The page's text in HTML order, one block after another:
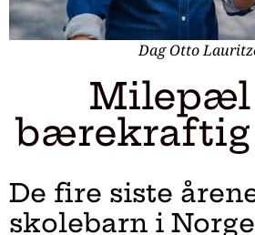
Dag Otto
bærekraftig
De fire siste
skolebarn i